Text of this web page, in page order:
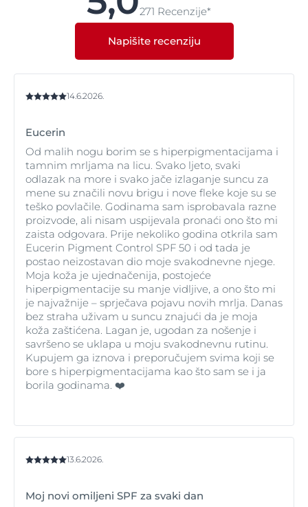
koži da stvori vitamin D i stimulira proizvodnju
melanina koji je odgovoran za tamnjenje. Ne putuju
duboko kao UVA zrake, koje prodiru do najudaljenijih
slojeva kože, no uzrokuju više neposrednih oštećenja
poput opeklina od sunca. UVB zrake izravno se
apsorbiraju putem stanične DNA što može dovesti do
bolesti kože kao što su aktinska keratoza i rak kože.
sunca(također poznate kao staračke pjege) i
melazma.
Poput UVA zračenja, HEVIS svjetlost prodire u dublje
Ovi slobodni radikali jedan su od glavnih uzroka
(preranog starenja kože uzrokovanog
suncem). Oni interferiraju sa stanicama kože i
punašan, mladenački izgled. HEVIS svjetlost je također
melazmom
Mnoge moderne kreme za sunčanje nude učinkovitu
zaštitu od UVA i UVB zračenja, no preporučujemo da
birate proizvode koji također pružaju zaštitu od
negativnih učinaka HEVIS svjetlosti.
uzrokovanog suncem) ihiperpigmentacije.
zaštititi kožu lica kad god je izložena suncu.
271 Recenzije*
Napišite recenziju
14.6.2026.
Eucerin
Od malih nogu borim se s hiperpigmentacijama i
tamnim mrljama na licu. Svako ljeto, svaki
odlazak na more i svako jače izlaganje suncu za
mene su značili novu brigu i nove fleke koje su se
teško povlačile. Godinama sam isprobavala razne
proizvode, ali nisam uspijevala pronaći ono što mi
zaista odgovara. Prije nekoliko godina otkrila sam
Eucerin Pigment Control SPF 50 i od tada je
postao neizostavan dio moje svakodnevne njege.
Moja koža je ujednačenija, postojeće
hiperpigmentacije su manje vidljive, a ono što mi
je najvažnije – sprječava pojavu novih mrlja. Danas
bez straha uživam u suncu znajući da je moja
koža zaštićena. Lagan je, ugodan za nošenje i
savršeno se uklapa u moju svakodnevnu rutinu.
Kupujem ga iznova i preporučujem svima koji se
bore s hiperpigmentacijama kao što sam se i ja
borila godinama. ❤️
13.6.2026.
Moj novi omiljeni SPF za svaki dan